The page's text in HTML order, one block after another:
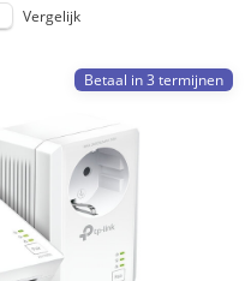
Vergelijk
Betaal in 3 termijnen